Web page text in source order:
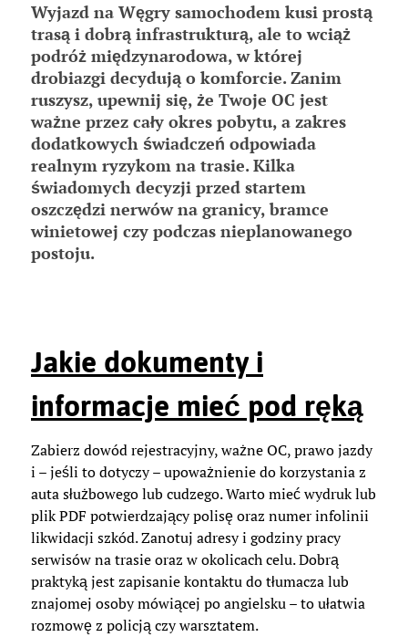
Wyjazd na Węgry samochodem kusi prostą
trasą i dobrą infrastrukturą, ale to wciąż
podróż międzynarodowa, w której
drobiazgi decydują o komforcie. Zanim
ruszysz, upewnij się, że Twoje OC jest
ważne przez cały okres pobytu, a zakres
dodatkowych świadczeń odpowiada
realnym ryzykom na trasie. Kilka
świadomych decyzji przed startem
oszczędzi nerwów na granicy, bramce
winietowej czy podczas nieplanowanego
postoju.
Jakie dokumenty i
informacje mieć pod ręką
Zabierz dowód rejestracyjny, ważne OC, prawo jazdy
i – jeśli to dotyczy – upoważnienie do korzystania z
auta służbowego lub cudzego. Warto mieć wydruk lub
plik PDF potwierdzający polisę oraz numer infolinii
likwidacji szkód. Zanotuj adresy i godziny pracy
serwisów na trasie oraz w okolicach celu. Dobrą
praktyką jest zapisanie kontaktu do tłumacza lub
znajomej osoby mówiącej po angielsku – to ułatwia
rozmowę z policją czy warsztatem.